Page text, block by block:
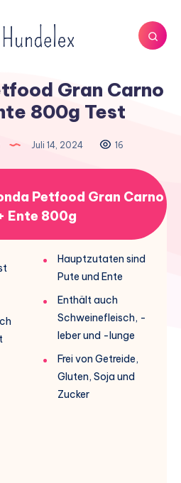
Gran Carno
800g Test
Juli 14, 2024 16
Petfood Gran Carno
Ente 800g
Hauptzutaten sind
Pute und Ente
Enthält auch
Schweinefleisch, -
leber und -lunge
Frei von Getreide,
Gluten, Soja und
Zucker